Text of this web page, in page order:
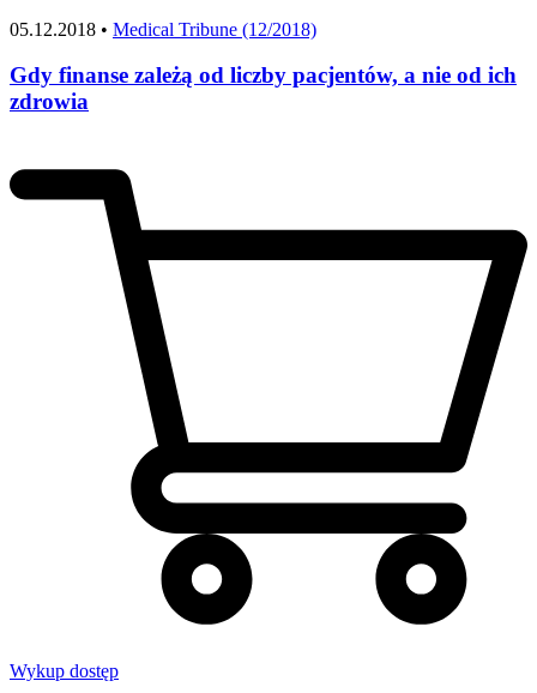
05.12.2018 • Medical Tribune (12/2018)
Gdy finanse zależą od liczby pacjentów, a nie od ich
zdrowia
Wykup dostęp